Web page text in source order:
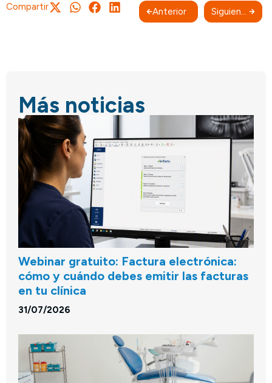
Compartir Anterior
Más noticias
Webinar gratuito: Factura electrónica:
cómo y cuándo debes emitir las facturas
en tu clínica
31/07/2026